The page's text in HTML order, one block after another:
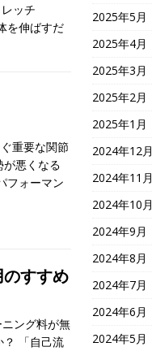
ッチ
を伸ばすだ
重要な関節
悪くなる
フォーマン
すすめ
ング料が無
？ 「自己流
2025年5月
2025年4月
2025年3月
2025年2月
2025年1月
2024年12月
2024年11月
2024年10月
2024年9月
2024年8月
2024年7月
2024年6月
2024年5月